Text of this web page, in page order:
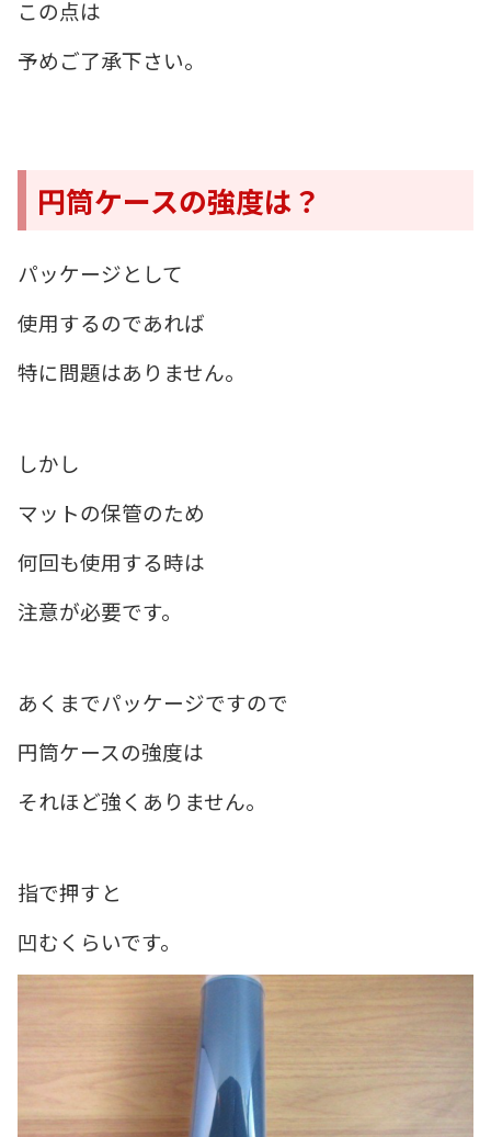
この点は
予めご了承下さい。
円筒ケースの強度は？
パッケージとして
使用するのであれば
特に問題はありません。
しかし
マットの保管のため
何回も使用する時は
注意が必要です。
あくまでパッケージですので
円筒ケースの強度は
それほど強くありません。
指で押すと
凹むくらいです。